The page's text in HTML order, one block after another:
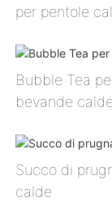
per pentole
Bubble Tea
bevande
Succo di
calde